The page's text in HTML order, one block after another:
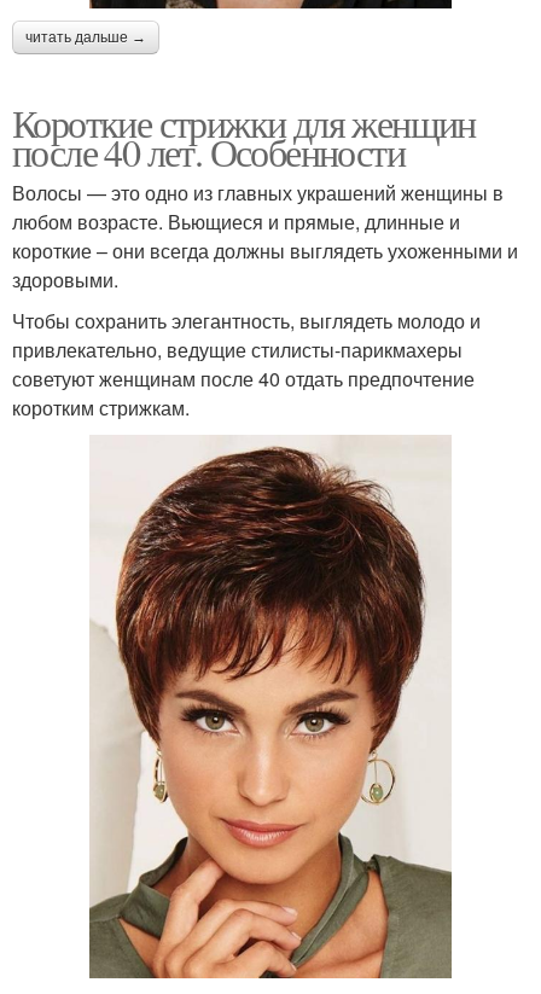
читать дальше →
Короткие стрижки для женщин
после 40 лет. Особенности
Волосы — это одно из главных украшений женщины в
любом возрасте. Вьющиеся и прямые, длинные и
короткие – они всегда должны выглядеть ухоженными и
здоровыми.
Чтобы сохранить элегантность, выглядеть молодо и
привлекательно, ведущие стилисты-парикмахеры
советуют женщинам после 40 отдать предпочтение
коротким стрижкам.